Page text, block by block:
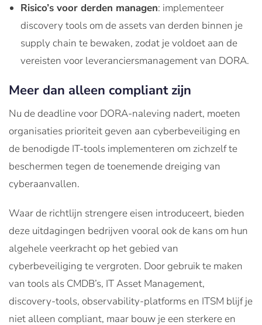
Risico’s voor derden managen: implementeer
discovery tools om de assets van derden binnen je
supply chain te bewaken, zodat je voldoet aan de
vereisten voor leveranciersmanagement van DORA.
Meer dan alleen compliant zijn
Nu de deadline voor DORA-naleving nadert, moeten
organisaties prioriteit geven aan cyberbeveiliging en
de benodigde IT-tools implementeren om zichzelf te
beschermen tegen de toenemende dreiging van
cyberaanvallen.
Waar de richtlijn strengere eisen introduceert, bieden
deze uitdagingen bedrijven vooral ook de kans om hun
algehele veerkracht op het gebied van
cyberbeveiliging te vergroten. Door gebruik te maken
van tools als CMDB’s, IT Asset Management,
discovery-tools, observability-platforms en ITSM blijf je
niet alleen compliant, maar bouw je een sterkere en